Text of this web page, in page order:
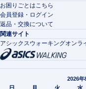
お困りごとはこちら
会員登録・ログイン
返品・交換について
関連サイト
アシックスウォーキングオンラ
2026年